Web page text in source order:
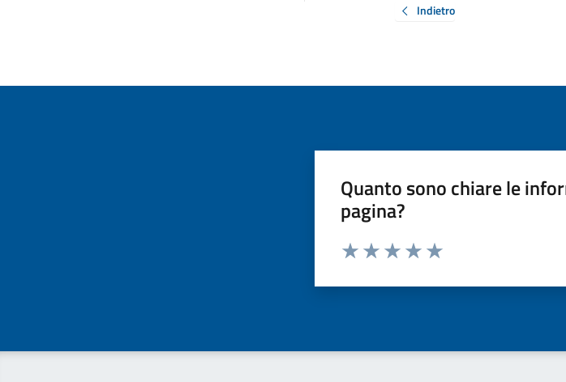
Indietro
Quanto sono chiare le
pagina?
Valuta da 1 a 5 stelle la pagina